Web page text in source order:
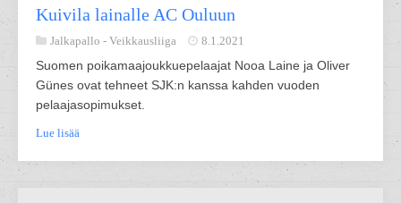
Kuivila lainalle AC Ouluun
Jalkapallo - Veikkausliiga 8.1.2021
Suomen poikamaajoukkuepelaajat Nooa Laine ja Oliver
Günes ovat tehneet SJK:n kanssa kahden vuoden
pelaajasopimukset.
Lue lisää